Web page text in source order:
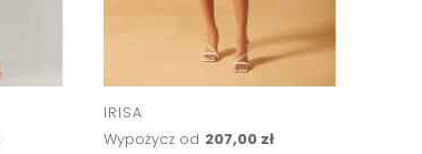
IRISA
Wypożycz od 207,00 zł